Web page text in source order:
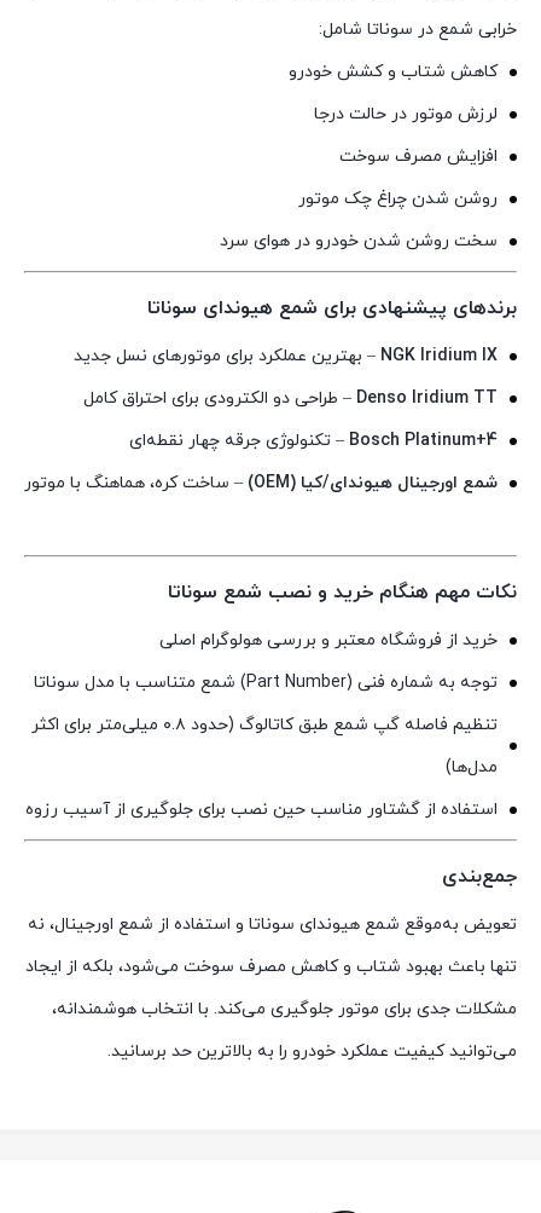
خرابی شمع در سوناتا شامل:
کاهش شتاب و کشش خودرو
لرزش موتور در حالت درجا
افزایش مصرف سوخت
روشن شدن چراغ چک موتور
سخت روشن شدن خودرو در هوای سرد
برندهای پیشنهادی برای شمع هیوندای سوناتا
NGK Iridium IX – بهترین عملکرد برای موتورهای نسل جدید
Denso Iridium TT – طراحی دو الکترودی برای احتراق کامل
Bosch Platinum+4 – تکنولوژی جرقه چهار نقطه‌ای
شمع اورجینال هیوندای/کیا (OEM)
– ساخت کره، هماهنگ با موتور
نکات مهم هنگام خرید و نصب شمع سوناتا
خرید از فروشگاه معتبر و بررسی هولوگرام اصلی
توجه به شماره فنی (Part Number) شمع متناسب با مدل سوناتا
تنظیم فاصله گپ شمع طبق کاتالوگ (حدود ۰.۸ میلی‌متر برای اکثر
مدل‌ها)
استفاده از گشتاور مناسب حین نصب برای جلوگیری از آسیب رزوه
جمع‌بندی
تعویض به‌موقع شمع هیوندای سوناتا و استفاده از شمع اورجینال، نه
تنها باعث بهبود شتاب و کاهش مصرف سوخت می‌شود، بلکه از ایجاد
مشکلات جدی برای موتور جلوگیری می‌کند. با انتخاب هوشمندانه،
می‌توانید کیفیت عملکرد خودرو را به بالاترین حد برسانید.